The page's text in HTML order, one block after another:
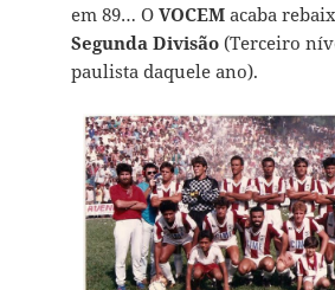
em 89… O VOCEMacaba
Segunda Divisão (Terceiro
paulista daquele ano).